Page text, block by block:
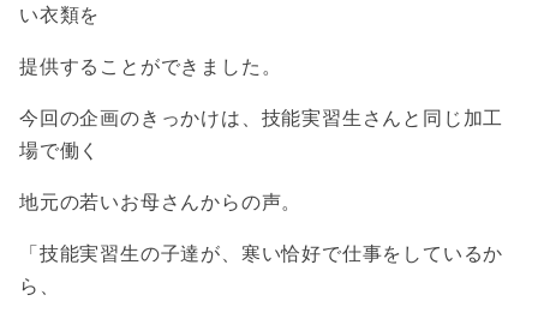
い衣類を
提供することができました。
今回の企画のきっかけは、技能実習生さんと同じ加工
場で働く
地元の若いお母さんからの声。
「技能実習生の子達が、寒い恰好で仕事をしているか
ら、